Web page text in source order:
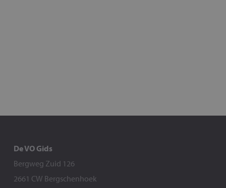
De VO Gids
Bergweg Zuid 126
2661 CW Bergschenhoek